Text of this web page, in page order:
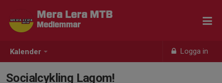
Kalender Logga in
Mera Lera MTB
Medlemmar
Socialcykling Lagom!